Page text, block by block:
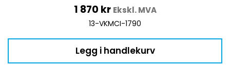
1 870 kr Ekskl. MVA
13-VKMCI-1790
Legg i handlekurv